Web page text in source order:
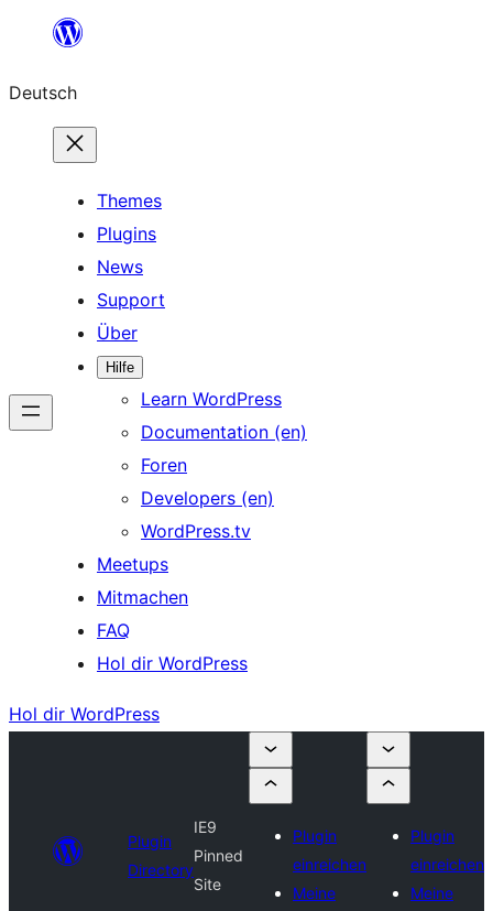
springen
Deutsch
Themes
Plugins
News
Support
Über
Hilfe
Learn WordPress
Documentation (en)
Foren
Developers (en)
WordPress.tv
Meetups
Mitmachen
FAQ
Hol dir WordPress
Hol dir WordPress
Plugin
Directory
IE9
Pinned
Site
Plugin
einreichen
Meine
Plugin
einreichen
Meine